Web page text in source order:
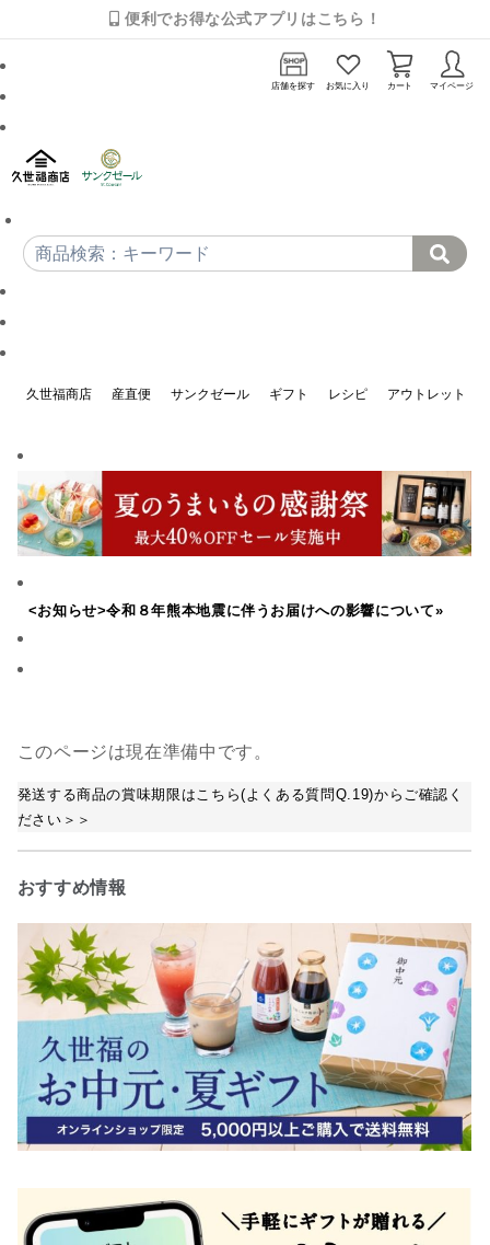
便利でお得な公式アプリはこちら！
店舗を探す お気に入り カート マイページ
久世福商店 産直便 サンクゼール ギフト レシピ アウトレット
<お知らせ>令和８年熊本地震に伴うお届けへの影響について»
このページは現在準備中です。
発送する商品の賞味期限はこちら(よくある質問Q.19)からご確認く
ださい＞＞
おすすめ情報